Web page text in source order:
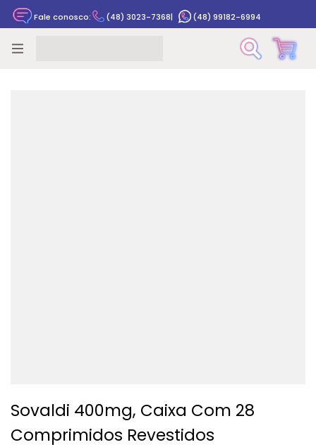
Fale conosco: (48) 3023-7368| (48) 99182-6994
Sovaldi 400mg, Caixa Com 28
Comprimidos Revestidos